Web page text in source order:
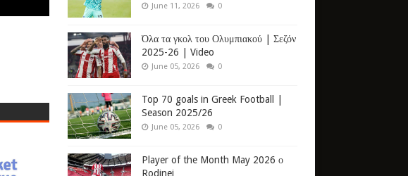
June 11, 2026 0
Όλα τα γκολ του Ολυμπιακού | Σεζόν
2025-26 | Video
June 05, 2026 0
Top 70 goals in Greek Football |
Season 2025/26
June 05, 2026 0
Player of the Month May 2026 ο
Rodinei